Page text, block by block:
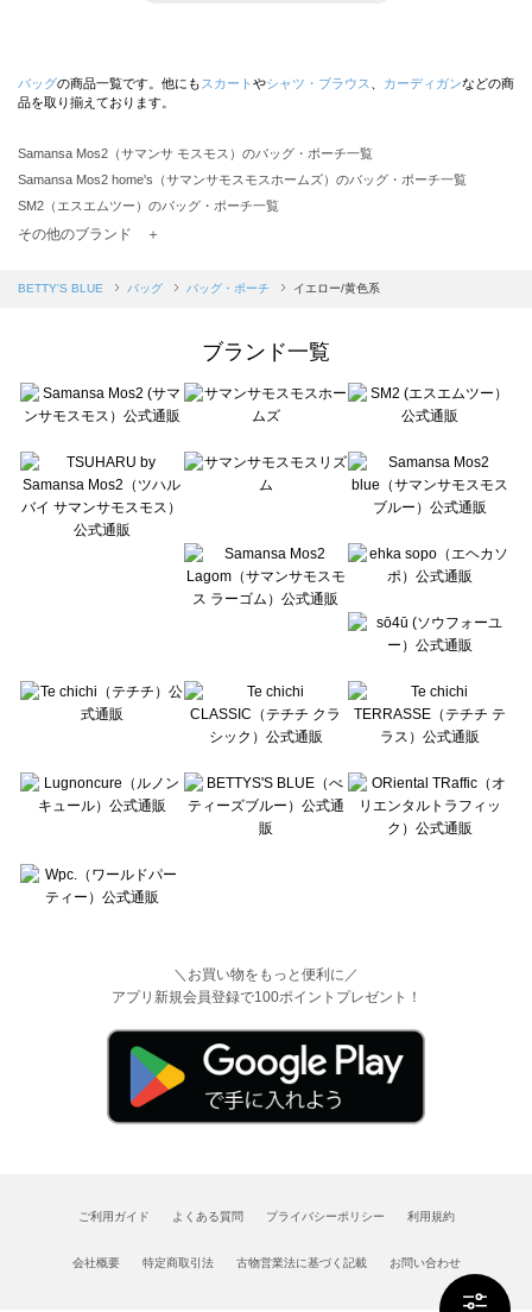
バッグの商品一覧です。他にも スカート やシャツ・ブラウス カーディガンなどの商
品を取り揃えております。
Samansa Mos2（サマンサ モスモス）のバッグ・ポーチ一覧
Samansa Mos2 home's（サマンサモスモスホームズ）のバッグ・ポーチ一覧
SM2（エスエムツー）のバッグ・ポーチ一覧
Samansa Mos2 blue（サマンサモスモス ブルー）のバッグ・ポーチ一覧
sō4ū（ソウフォーユー）のバッグ・ポーチ一覧
Te chichi（テチチ）のバッグ・ポーチ一覧
Te chichi CLASSIC（テチチ クラシック）のバッグ・ポーチ一覧
Lugnoncure（ルノンキュール）のバッグ・ポーチ一覧
BETTY'S BLUE（べティーズブルー）のバッグ・ポーチ一覧
Wpc.（ワールドパーティー）のバッグ・ポーチ一覧
その他のブランド ＋
BETTY'S BLUE バッグ バッグ・ポーチ イエロー/黄色系
ブランド一覧
＼お買い物をもっと便利に／
アプリ新規会員登録で100ポイントプレゼント！
ご利用ガイド よくある質問 プライバシーポリシー 利用規約
会社概要 特定商取引法 古物営業法に基づく記載 お問い合わせ